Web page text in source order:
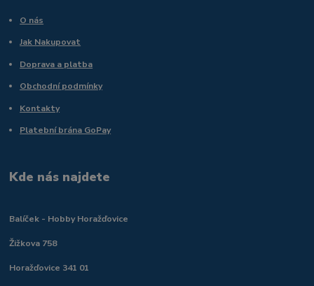
O nás
Jak Nakupovat
Doprava a platba
Obchodní podmínky
Kontakty
Platební brána GoPay
Kde nás najdete
Balíček - Hobby Horažďovice
Žižkova 758
Horažďovice 341 01